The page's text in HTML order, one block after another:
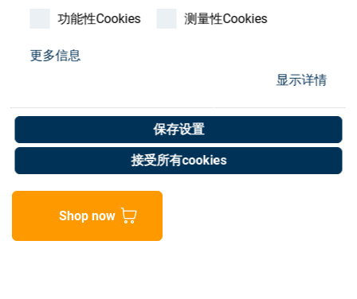
功能性Cookies
测量性Cookies
更多信息
显示详情
保存设置
接受所有cookies
Art. No. 25000306
Unit of measure : Meter
Shop now